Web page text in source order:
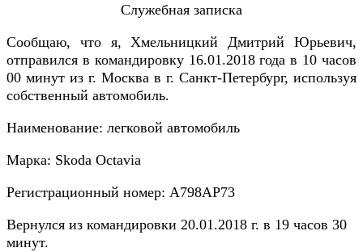
Служебная записка
Сообщаю, что я, Хмельницкий Дмитрий Юрьевич,
отправился в командировку 16.01.2018 года в 10 часов
00 минут из г. Москва в г. Санкт-Петербург, используя
собственный автомобиль.
Наименование: легковой автомобиль
Марка: Skoda Octavia
Регистрационный номер: А798АР73
Вернулся из командировки 20.01.2018 г. в 19 часов 30
минут.